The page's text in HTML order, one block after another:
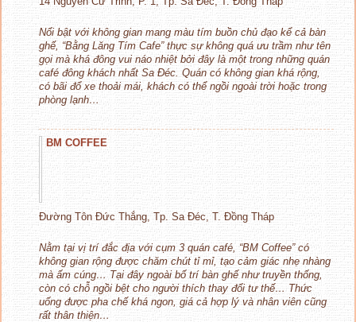
Nổi bật với không gian mang màu tím buồn chủ đạo kể cả bàn
ghế, “Bằng Lăng Tím Cafe” thực sự không quá ưu trầm như tên
gọi mà khá đông vui náo nhiệt bởi đây là một trong những quán
café đông khách nhất Sa Đéc. Quán có không gian khá rộng,
có bãi đổ xe thoải mái, khách có thể ngồi ngoài trời hoặc trong
phòng lạnh…
BM COFFEE
Đường Tôn Đức Thắng, Tp. Sa Đéc, T. Đồng Tháp
Nằm tại vị trí đắc địa với cụm 3 quán café, “BM Coffee” có
không gian rộng được chăm chút tỉ mỉ, tạo cảm giác nhẹ nhàng
mà ấm cúng… Tại đây ngoài bố trí bàn ghế như truyền thống,
còn có chỗ ngồi bệt cho người thích thay đổi tư thế… Thức
uống được pha chế khá ngon, giá cả hợp lý và nhân viên cũng
rất thân thiện…